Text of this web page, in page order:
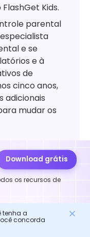
Kids.
parental
e se
e à
de
cinco anos,
adicionais
mudar os
Download grátis
os recursos de
tenha a
concorda